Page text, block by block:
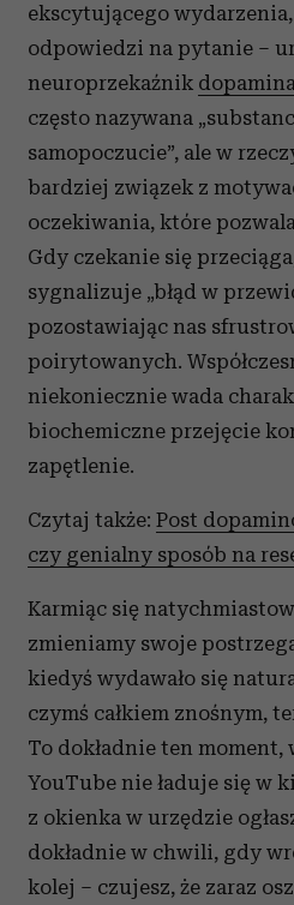
ekscytującego
odpowiedzi na pytanie –
neuroprzekaźnik
często nazywana
samopoczucie”, ale w
bardziej związek z
oczekiwania, które
Gdy czekanie się
sygnalizuje „błąd w
pozostawiając nas
poirytowanych.
niekoniecznie wada
biochemiczne przejęcie
zapętlenie.
Czytaj także: Post
czy genialny sposób na
Karmiąc się
zmieniamy swoje
kiedyś wydawało się
czymś całkiem znośnym,
To dokładnie ten
YouTube nie ładuje się w
z okienka w urzędzie
dokładnie w chwili, gdy
kolej – czujesz, że zaraz